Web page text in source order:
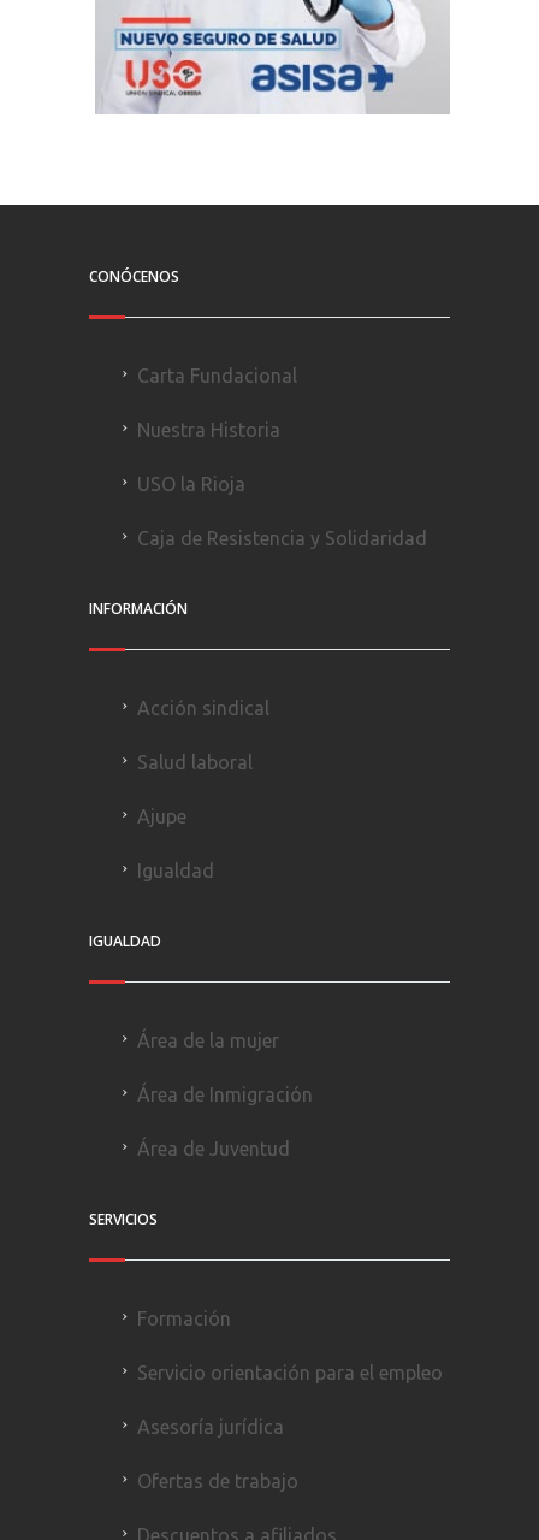
CONÓCENOS
Carta Fundacional
Nuestra Historia
USO la Rioja
Caja de Resistencia y Solidaridad
INFORMACIÓN
Acción sindical
Salud laboral
Ajupe
Igualdad
IGUALDAD
Área de la mujer
Área de Inmigración
Área de Juventud
SERVICIOS
Formación
Servicio orientación para el empleo
Asesoría jurídica
Ofertas de trabajo
Descuentos a afiliados